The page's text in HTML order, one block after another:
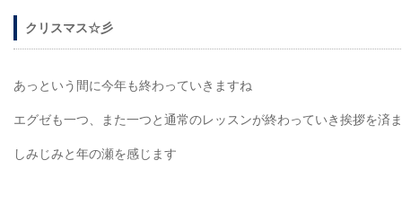
クリスマス☆彡
あっという間に今年も終わっていきますね
エグゼも一つ、また一つと通常のレッスンが終わっていき挨拶を済
しみじみと年の瀬を感じます